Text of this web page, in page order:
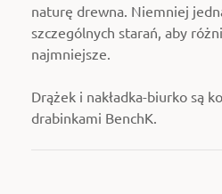
naturę drewna. Niemniej
szczególnych starań, aby
najmniejsze.
Drążek i nakładka-biurko są
drabinkami BenchK.